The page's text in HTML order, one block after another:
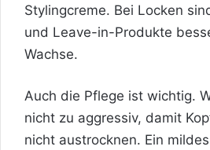
Stylingcreme. Bei Locken
und Leave-in-Produkte
Wachse.
Auch die Pflege ist wichtig.
nicht zu aggressiv, damit
nicht austrocknen. Ein